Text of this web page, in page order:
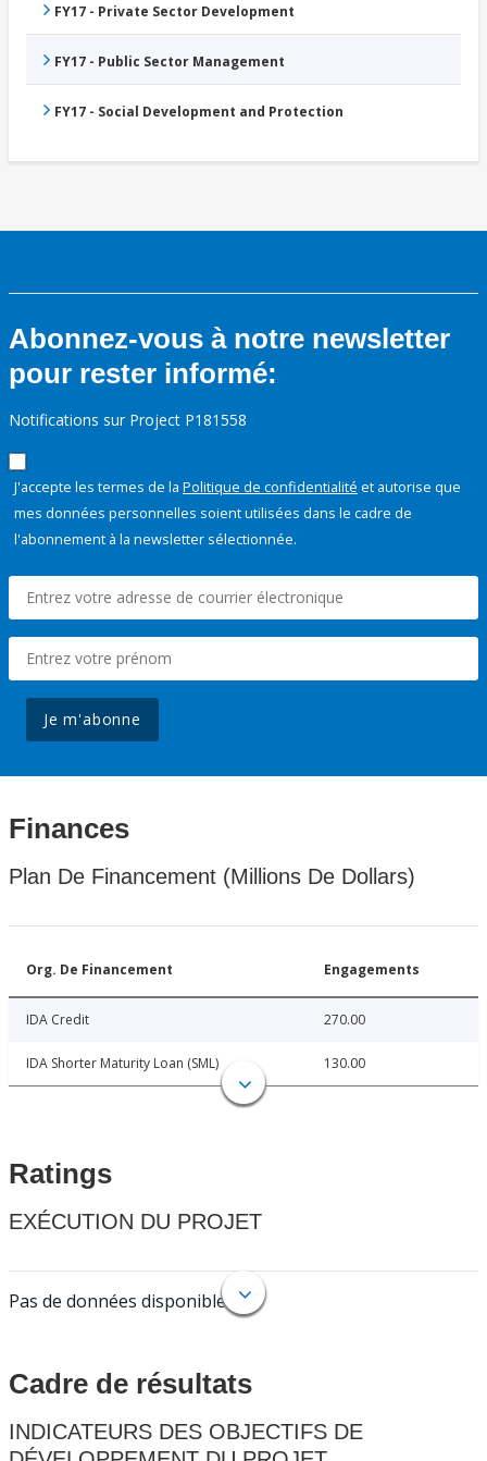
FY17 - Private Sector Development
FY17 - Public Sector Management
FY17 - Social Development and Protection
Abonnez-vous à notre newsletter
pour rester informé:
Notifications sur Project P181558
J'accepte les termes de la Politique de confidentialité et autorise que
mes données personnelles soient utilisées dans le cadre de
l'abonnement à la newsletter sélectionnée.
Je m'abonne
Finances
Plan De Financement (Millions De Dollars)
Org. De Financement Engagements
IDA Credit 270.00
IDA Shorter Maturity Loan (SML) 130.00
Ratings
EXÉCUTION DU PROJET
Pas de données disponibles.
Cadre de résultats
INDICATEURS DES OBJECTIFS DE